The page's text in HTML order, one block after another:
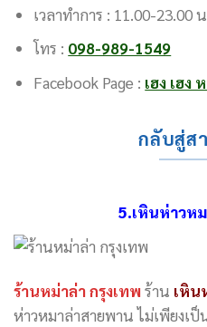
เวลาทำการ : 11.00-23.00
โทร : 098-989-1549
Facebook Page : เฮง เฮง
กลับสู่ส
5.เหินห่าวห
ร้านหม่าล่า กรุงเทพร้าน เหิน
ห่าวหมาล่าสายพาน ไม่เพียงเป็